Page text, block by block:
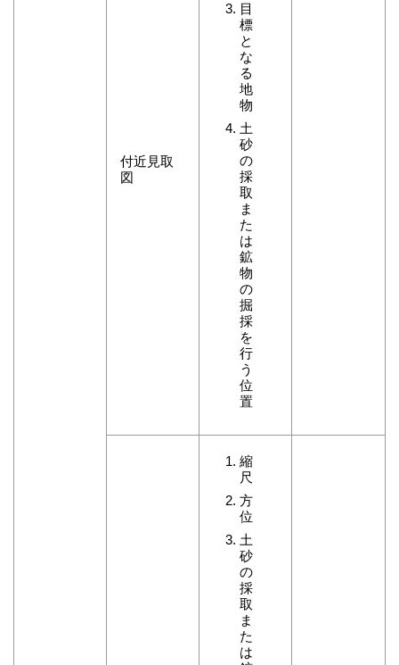
付近見取
図
目
標
と
な
る
地
物
土
砂
の
採
取
ま
た
は
鉱
物
の
掘
採
を
行
う
位
置
縮
尺
方
位
土
砂
の
採
取
ま
た
は